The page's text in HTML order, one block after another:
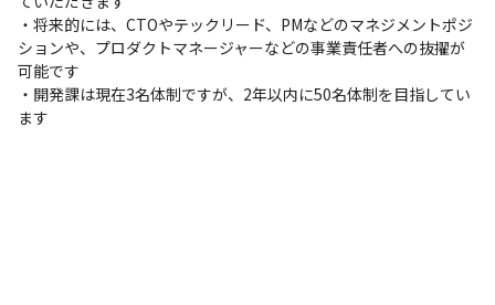
・将来的には、CTOやテックリード、PMなどのマネジメントポジ
ションや、プロダクトマネージャーなどの事業責任者への抜擢が
可能です
・開発課は現在3名体制ですが、2年以内に50名体制を目指してい
ます